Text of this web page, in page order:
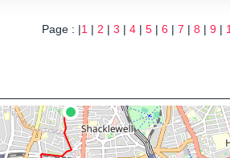
Page : |1 | 2 | 3 | 4 | 5 | 6 | 7 | 8 | 9 |